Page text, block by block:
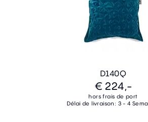
D140Q
€ 224,-
hors frais de port
Délai de livraison: 3 - 4